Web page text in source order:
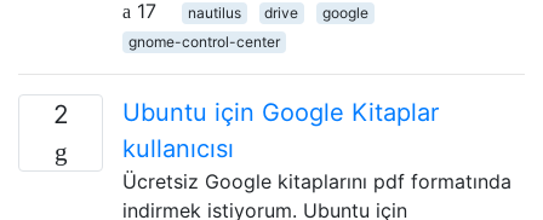
17
nautilus drive
google
gnome-control-center
2
Ubuntu için Google Kitaplar
kullanıcısı
Ücretsiz Google kitaplarını pdf formatında
indirmek istiyorum. Ubuntu için